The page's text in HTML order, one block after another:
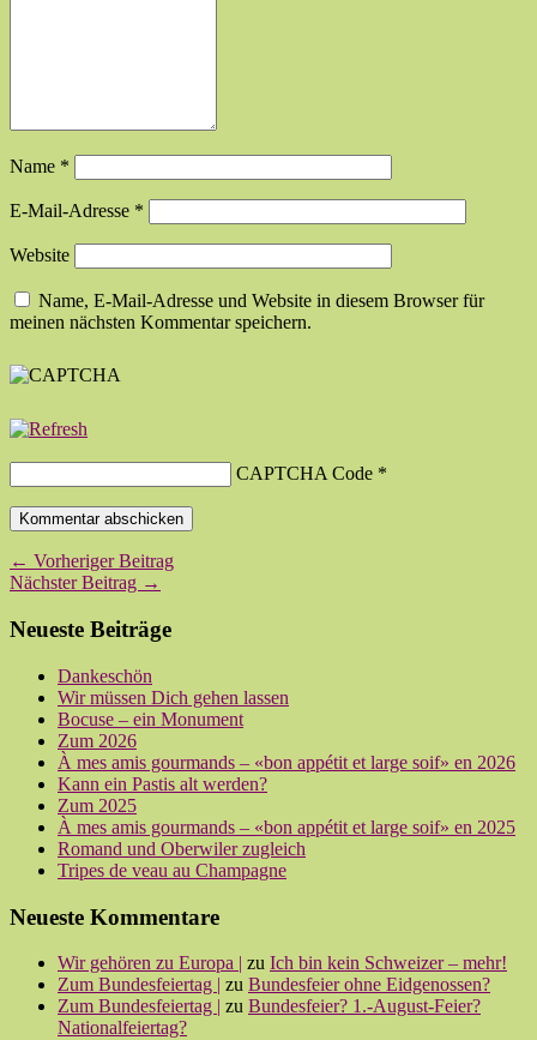
Name *
E-Mail-Adresse *
Website
Name, E-Mail-Adresse und Website in diesem Browser für
meinen nächsten Kommentar speichern.
CAPTCHA Code *
← Vorheriger Beitrag
Nächster Beitrag →
Neueste Beiträge
Dankeschön
Wir müssen Dich gehen lassen
Bocuse – ein Monument
Zum 2026
À mes amis gourmands – «bon appétit et large soif» en 2026
Kann ein Pastis alt werden?
Zum 2025
À mes amis gourmands – «bon appétit et large soif» en 2025
Romand und Oberwiler zugleich
Tripes de veau au Champagne
Neueste Kommentare
Wir gehören zu Europa | zu Ich bin kein Schweizer – mehr!
Zum Bundesfeiertag | zu Bundesfeier ohne Eidgenossen?
Zum Bundesfeiertag | zu Bundesfeier? 1.-August-Feier?
Nationalfeiertag?